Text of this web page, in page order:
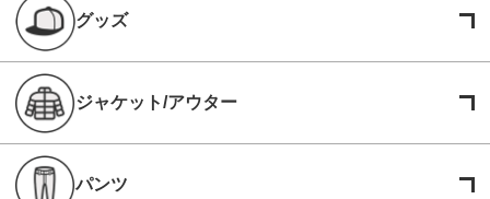
グッズ
ジャケット/アウター
パンツ